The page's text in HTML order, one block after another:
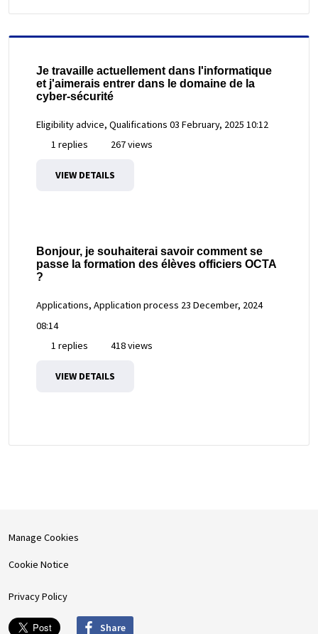
Je travaille actuellement dans l'informatique
et j'aimerais entrer dans le domaine de la
cyber-sécurité
Eligibility advice, Qualifications 03 February, 2025 10:12
1 replies
267 views
VIEW DETAILS
Bonjour, je souhaiterai savoir comment se
passe la formation des élèves officiers OCTA
?
Applications, Application process 23 December, 2024
08:14
1 replies
418 views
VIEW DETAILS
Manage Cookies
Cookie Notice
Privacy Policy
Share